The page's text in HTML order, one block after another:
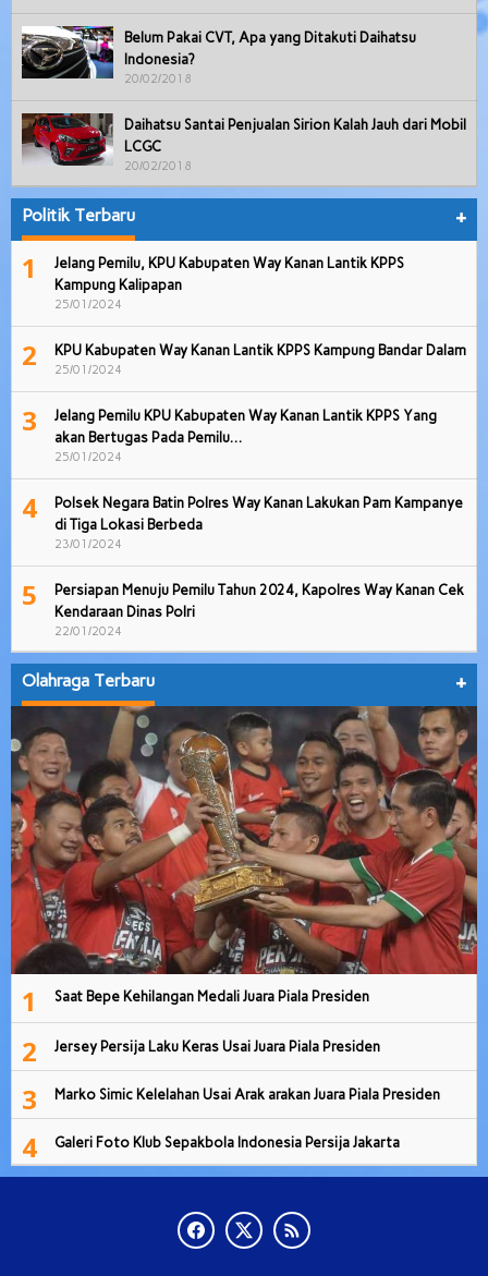
Belum Pakai CVT, Apa yang Ditakuti Daihatsu
Indonesia?
20/02/2018
Daihatsu Santai Penjualan Sirion Kalah Jauh dari Mobil
LCGC
20/02/2018
Politik Terbaru +
1
Jelang Pemilu, KPU Kabupaten Way Kanan Lantik KPPS
Kampung Kalipapan
25/01/2024
2 KPU Kabupaten Way Kanan Lantik KPPS Kampung Bandar Dalam
25/01/2024
3
Jelang Pemilu KPU Kabupaten Way Kanan Lantik KPPS Yang
akan Bertugas Pada Pemilu…
25/01/2024
4
Polsek Negara Batin Polres Way Kanan Lakukan Pam Kampanye
di Tiga Lokasi Berbeda
23/01/2024
5
Persiapan Menuju Pemilu Tahun 2024, Kapolres Way Kanan Cek
Kendaraan Dinas Polri
22/01/2024
Olahraga Terbaru +
1 Saat Bepe Kehilangan Medali Juara Piala Presiden
2 Jersey Persija Laku Keras Usai Juara Piala Presiden
3 Marko Simic Kelelahan Usai Arak arakan Juara Piala Presiden
4 Galeri Foto Klub Sepakbola Indonesia Persija Jakarta